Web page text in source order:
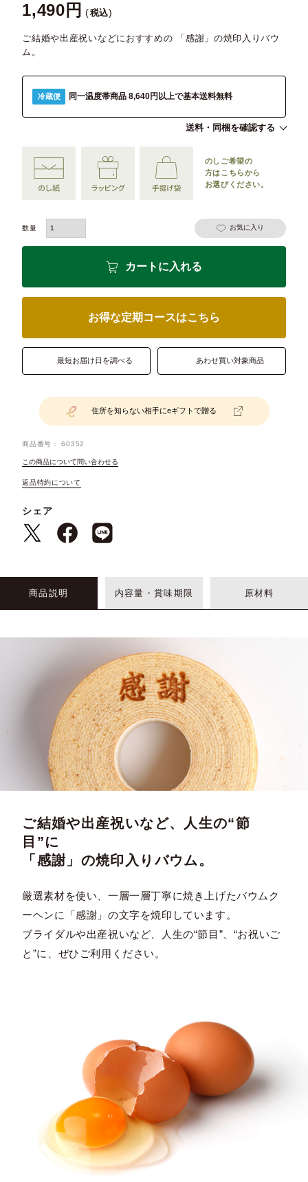
1,490 税込
ご結婚や出産祝いなどにおすすめの 「感謝」の焼印入りバウ
ム。
冷蔵便 同一温度帯商品 8,640円以上で基本送料無料
送料・同梱を確認する
のしご希望の
方はこちらから
お選びください。
お気に入り
カートに入れる
お得な定期コースはこちら
最短お届け日を調べる あわせ買い対象商品
住所を知らない相手にeギフトで贈る
商品番号 60352
この商品について問い合わせる
返品特約について
シェア
商品説明 内容量・賞味期限 原材料
ご結婚や出産祝いなど、人生の“節
目”に
「感謝」の焼印入りバウム。
厳選素材を使い、一層一層丁寧に焼き上げたバウムク
ーヘンに「感謝」の文字を焼印しています。
ブライダルや出産祝いなど、人生の“節目”、“お祝いご
と”に、ぜひご利用ください。